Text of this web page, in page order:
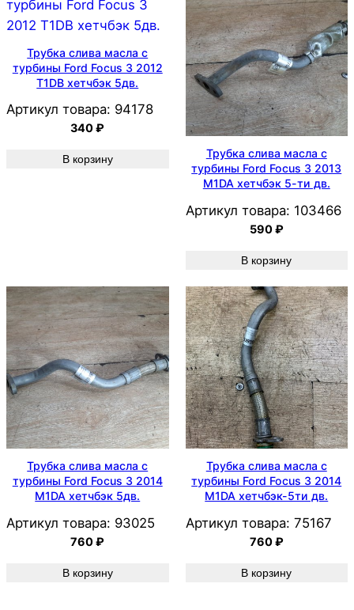
Трубка слива масла с
турбины Ford Focus 3 2012
T1DB хетчбэк 5дв.
Артикул товара: 94178
340₽
В корзину
Трубка слива масла с
турбины Ford Focus 3 2013
M1DA хетчбэк 5-ти дв.
Артикул товара: 103466
590₽
В корзину
Трубка слива масла с
турбины Ford Focus 3 2014
M1DA хетчбэк 5дв.
Артикул товара: 93025
760₽
В корзину
Трубка слива масла с
турбины Ford Focus 3 2014
M1DA хетчбэк-5ти дв.
Артикул товара: 75167
760₽
В корзину